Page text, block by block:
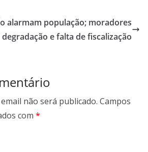
alarmam população; moradores
e falta de fiscalização
não será publicado. Campos
com *